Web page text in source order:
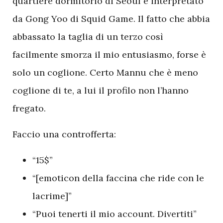
da Gong Yoo di Squid Game. Il fatto che abbia
abbassato la taglia di un terzo così
facilmente smorza il mio entusiasmo, forse è
solo un coglione. Certo Mannu che è meno
coglione di te, a lui il profilo non l’hanno
fregato.
Faccio una controfferta:
“15$”
“[emoticon della faccina che ride con le
lacrime]”
“Puoi tenerti il mio account. Divertiti”